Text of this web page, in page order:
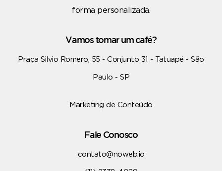
forma personalizada.
Vamos tomar um café?
Praça Silvio Romero, 55 - Conjunto 31 - Tatuapé - São
Paulo - SP
Marketing de Conteúdo
Fale Conosco
contato@noweb.io